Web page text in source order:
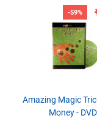
-59%
Amazing Magic
Money - DVD